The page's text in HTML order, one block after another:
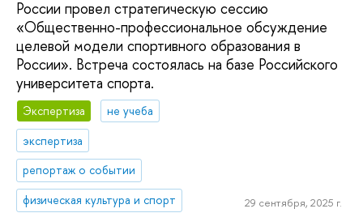
России провел стратегическую сессию
«Общественно-профессиональное обсуждение
целевой модели спортивного образования в
России». Встреча состоялась на базе Российского
университета спорта.
Экспертиза
не учеба
экспертиза
репортаж о событии
физическая культура и спорт
29 сентября, 2025 г.